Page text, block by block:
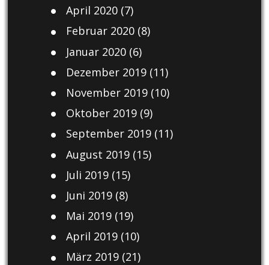
April 2020(7)
Februar 2020(8)
Januar 2020(6)
Dezember 2019(11)
November 2019(10)
Oktober 2019(9)
September 2019(11)
August 2019(15)
Juli 2019(15)
Juni 2019(8)
Mai 2019(19)
April 2019(10)
März 2019(21)